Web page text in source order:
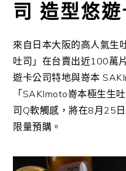
司 造型悠遊
來自日本大阪的高人氣生
吐司」在台賣出近100萬
遊卡公司特地與嵜本
「SAKImoto嵜本極生生
司 Q軟觸感，將在8月 25
限量預購。